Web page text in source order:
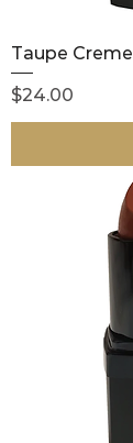
Taupe Creme
मूल्य
$24.00